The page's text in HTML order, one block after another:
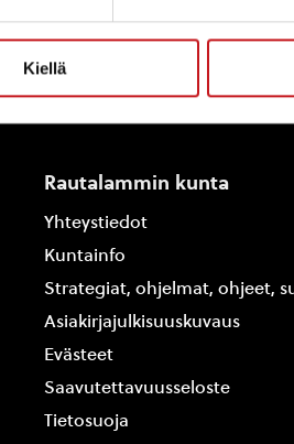
Kiellä
Rautalammin kunta
Yhteystiedot
Kuntainfo
Strategiat, ohjelmat, ohjeet,
Asiakirjajulkisuuskuvaus
Evästeet
Saavutettavuusseloste
Tietosuoja